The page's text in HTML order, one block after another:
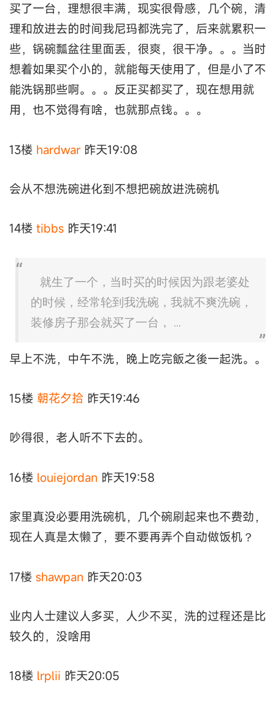
买了一台，理想很丰满，现实很骨感，几个碗，清
理和放进去的时间我尼玛都洗完了，后来就累积一
些，锅碗瓢盆往里面丢，很爽，很干净。。。当时
想着如果买个小的，就能每天使用了，但是小了不
能洗锅那些啊。。。反正买都买了，现在想用就
用，也不觉得有啥，也就那点钱。。。
13楼 hardwar 昨天19:08
会从不想洗碗进化到不想把碗放进洗碗机
14楼 tibbs 昨天19:41
就生了一个，当时买的时候因为跟老婆处
的时候，经常轮到我洗碗，我就不爽洗碗，
装修房子那会就买了一台， ...
早上不洗，中午不洗，晚上吃完飯之後一起洗。。
15楼 朝花夕拾 昨天19:46
吵得很，老人听不下去的。
16楼 louiejordan 昨天19:58
家里真没必要用洗碗机，几个碗刷起来也不费劲，
现在人真是太懒了，要不要再弄个自动做饭机？
17楼 shawpan 昨天20:03
业内人士建议人多买，人少不买，洗的过程还是比
较久的，没啥用
18楼 lrplii 昨天20:05